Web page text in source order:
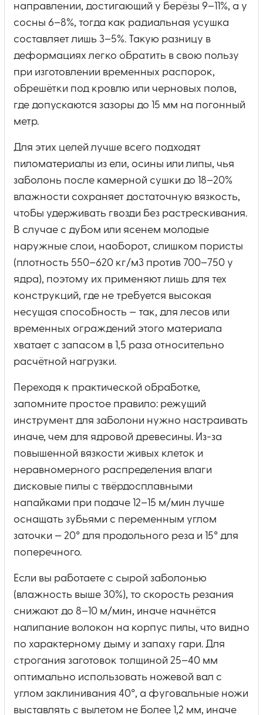
направлении, достигающий у берёзы 9–11%, а у
сосны 6–8%, тогда как радиальная усушка
составляет лишь 3–5%. Такую разницу в
деформациях легко обратить в свою пользу
при изготовлении временных распорок,
обрешётки под кровлю или черновых полов,
где допускаются зазоры до 15 мм на погонный
метр.
Для этих целей лучше всего подходят
пиломатериалы из ели, осины или липы, чья
заболонь после камерной сушки до 18–20%
влажности сохраняет достаточную вязкость,
чтобы удерживать гвозди без растрескивания.
В случае с дубом или ясенем молодые
наружные слои, наоборот, слишком пористы
(плотность 550–620 кг/м3 против 700–750 у
ядра), поэтому их применяют лишь для тех
конструкций, где не требуется высокая
несущая способность — так, для лесов или
временных ограждений этого материала
хватает с запасом в 1,5 раза относительно
расчётной нагрузки.
Переходя к практической обработке,
запомните простое правило: режущий
инструмент для заболони нужно настраивать
иначе, чем для ядровой древесины. Из-за
повышенной вязкости живых клеток и
неравномерного распределения влаги
дисковые пилы с твёрдосплавными
напайками при подаче 12–15 м/мин лучше
оснащать зубьями с переменным углом
заточки — 20° для продольного реза и 15° для
поперечного.
Если вы работаете с сырой заболонью
(влажность выше 30%), то скорость резания
снижают до 8–10 м/мин, иначе начнётся
налипание волокон на корпус пилы, что видно
по характерному дыму и запаху гари. Для
строгания заготовок толщиной 25–40 мм
оптимально использовать ножевой вал с
углом заклинивания 40°, а фуговальные ножи
выставлять с вылетом не более 1,2 мм, иначе